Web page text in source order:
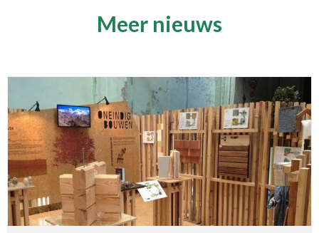
Meer nieuws